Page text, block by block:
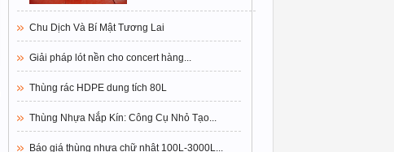
Chu Dịch Và Bí Mật Tương Lai
Giải pháp lót nền cho concert hàng...
Thùng rác HDPE dung tích 80L
Thùng Nhựa Nắp Kín: Công Cụ Nhỏ Tạo...
Báo giá thùng nhựa chữ nhật 100L-3000L...